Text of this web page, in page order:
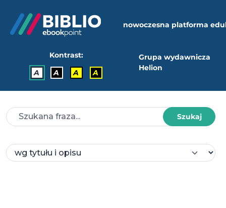
nowoczesna platforma
Kontrast:
A
A A A
Grupa wydawnicza
Helion
Szukaj